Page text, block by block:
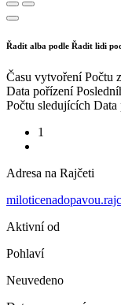
Řadit alba podle Řadit lidi
Času vytvoření Počtu
Data pořízení
Počtu sledujících Data
1
Adresa na Rajčeti
Aktivní od
Pohlaví
Neuvedeno